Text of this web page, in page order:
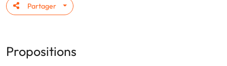
Partager
Propositions